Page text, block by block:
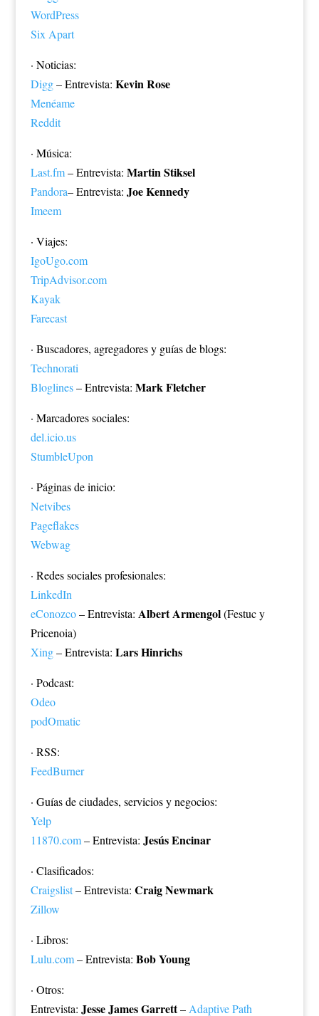
WordPress
Six Apart
· Noticias:
Digg– Entrevista: Kevin Rose
Menéame
Reddit
· Música:
Last.fm– Entrevista: Martin Stiksel
Pandora– Entrevista: Joe Kennedy
Imeem
· Viajes:
IgoUgo.com
TripAdvisor.com
Kayak
Farecast
· Buscadores, agregadores y guías de blogs:
Technorati
Bloglines– Entrevista: Mark Fletcher
· Marcadores sociales:
del.icio.us
StumbleUpon
· Páginas de inicio:
Netvibes
Pageflakes
Webwag
· Redes sociales profesionales:
LinkedIn
eConozco– Entrevista: Albert Armengol(Festuc y
Pricenoia)
Xing– Entrevista: Lars Hinrichs
· Podcast:
Odeo
podOmatic
· RSS:
FeedBurner
· Guías de ciudades, servicios y negocios:
Yelp
11870.com– Entrevista: Jesús Encinar
· Clasificados:
Craigslist– Entrevista: Craig Newmark
Zillow
· Libros:
Lulu.com– Entrevista: Bob Young
· Otros:
Entrevista: Jesse James Garrett– Adaptive Path